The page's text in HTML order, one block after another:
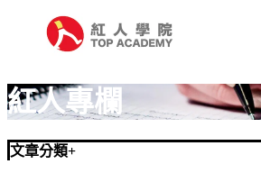
紅人專欄
文章分類+